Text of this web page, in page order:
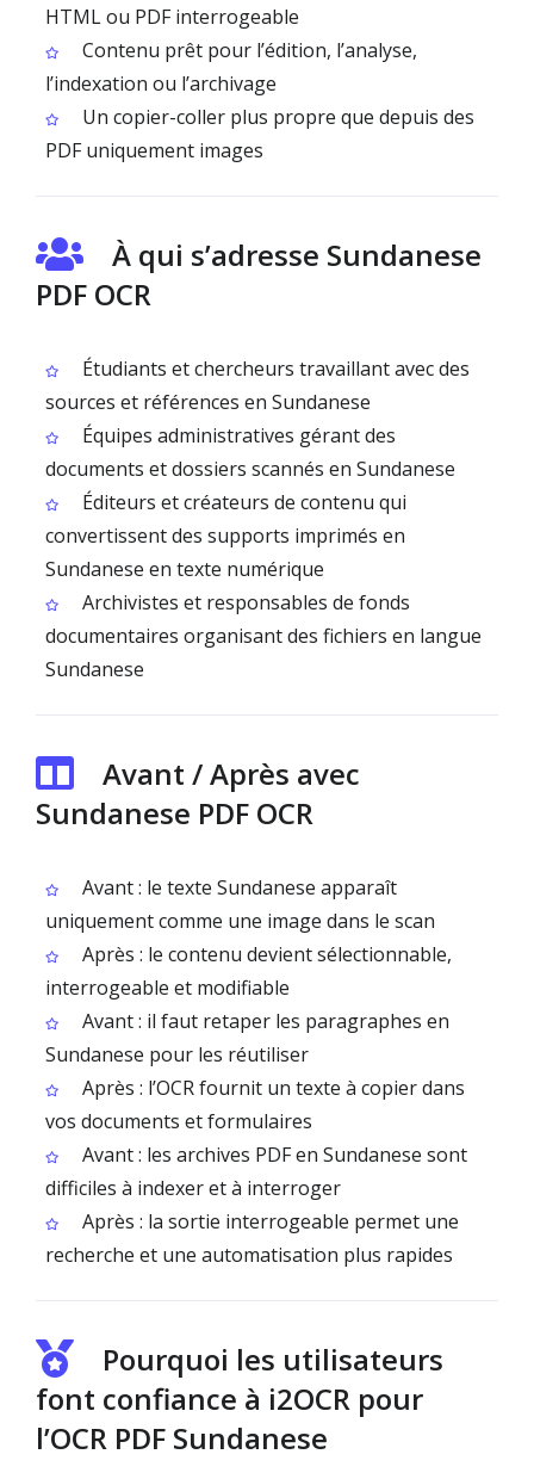
HTML ou PDF interrogeable
Contenu prêt pour l’édition, l’analyse,
l’indexation ou l’archivage
Un copier-coller plus propre que depuis des
PDF uniquement images
À qui s’adresse Sundanese
PDF OCR
Étudiants et chercheurs travaillant avec des
sources et références en Sundanese
Équipes administratives gérant des
documents et dossiers scannés en Sundanese
Éditeurs et créateurs de contenu qui
convertissent des supports imprimés en
Sundanese en texte numérique
Archivistes et responsables de fonds
documentaires organisant des fichiers en langue
Sundanese
Avant / Après avec
Sundanese PDF OCR
Avant : le texte Sundanese apparaît
uniquement comme une image dans le scan
Après : le contenu devient sélectionnable,
interrogeable et modifiable
Avant : il faut retaper les paragraphes en
Sundanese pour les réutiliser
Après : l’OCR fournit un texte à copier dans
vos documents et formulaires
Avant : les archives PDF en Sundanese sont
difficiles à indexer et à interroger
Après : la sortie interrogeable permet une
recherche et une automatisation plus rapides
Pourquoi les utilisateurs
font confiance à i2OCR pour
l’OCR PDF Sundanese